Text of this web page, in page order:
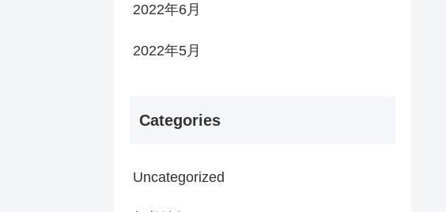
2022年6月
2022年5月
Categories
Uncategorized